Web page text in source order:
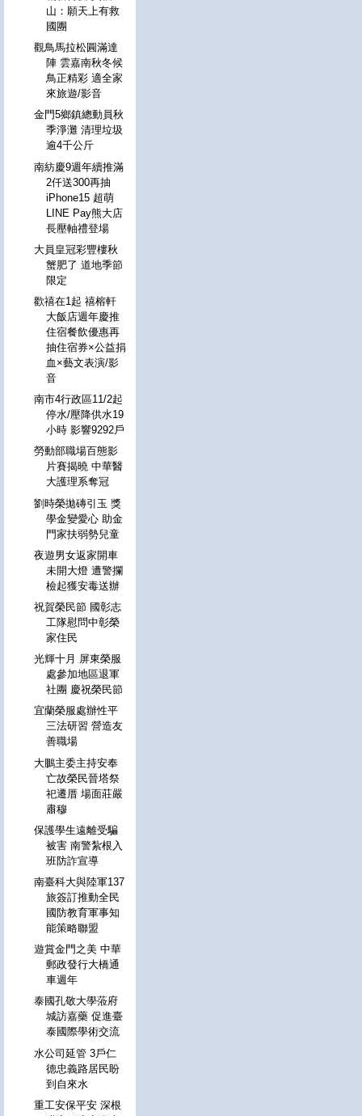
山：願天上有救
國團
觀鳥馬拉松圓滿達
陣 雲嘉南秋冬候
鳥正精彩 適全家
來旅遊/影音
金門5鄉鎮總動員秋
季淨灘 清理垃圾
逾4千公斤
南紡慶9週年續推滿
2仟送300再抽
iPhone15 超萌
LINE Pay熊大店
長壓軸禮登場
大員皇冠彩豐樓秋
蟹肥了 道地季節
限定
歡禧在1起 禧榕軒
大飯店週年慶推
住宿餐飲優惠再
抽住宿券×公益捐
血×藝文表演/影
音
南市4行政區11/2起
停水/壓降供水19
小時 影響9292戶
勞動部職場百態影
片賽揭曉 中華醫
大護理系奪冠
劉時榮拋磚引玉 獎
學金變愛心 助金
門家扶弱勢兒童
夜遊男女返家開車
未開大燈 遭警攔
檢起獲安毒送辦
祝賀榮民節 國彰志
工隊慰問中彰榮
家住民
光輝十月 屏東榮服
處參加地區退軍
社團 慶祝榮民節
宜蘭榮服處辦性平
三法研習 營造友
善職場
大鵬主委主持安奉
亡故榮民晉塔祭
祀遷厝 場面莊嚴
肅穆
保護學生遠離受騙
被害 南警紮根入
班防詐宣導
南臺科大與陸軍137
旅簽訂推動全民
國防教育軍事知
能策略聯盟
遊賞金門之美 中華
郵政發行大橋通
車週年
泰國孔敬大學蒞府
城訪嘉藥 促進臺
泰國際學術交流
水公司延管 3戶仁
德忠義路居民盼
到自來水
重工安保平安 深根